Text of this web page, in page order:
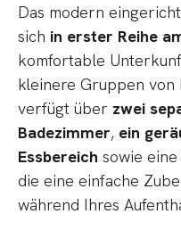
Das modern
sich in erster Reihe
komfortable
kleinere Gruppen von
verfügt über zwei
Badezimmer, ein
Essbereich sowie eine
die eine einfache
während Ihres